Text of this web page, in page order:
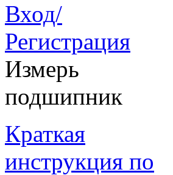
Вход/
Регистрация
Измерь
подшипник
Краткая
инструкция по